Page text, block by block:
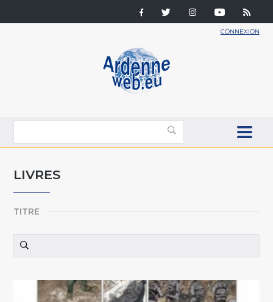
CONNEXION
LIVRES
TITRE